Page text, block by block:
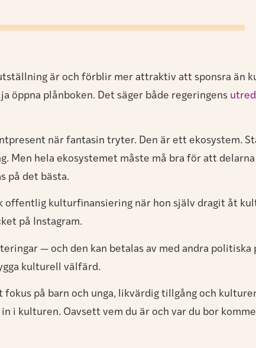
är och förblir mer attraktiv att sponsra än
öppna plånboken. Det säger både regeringens
när fantasin tryter. Den är ett ekosystem.
hela ekosystemet måste må bra för att
på det bästa.
kulturfinansiering när hon själv dragit åt
på Instagram.
— och den kan betalas av med andra
kulturell välfärd.
på barn och unga, likvärdig tillgång och
i kulturen. Oavsett vem du är och var du bor